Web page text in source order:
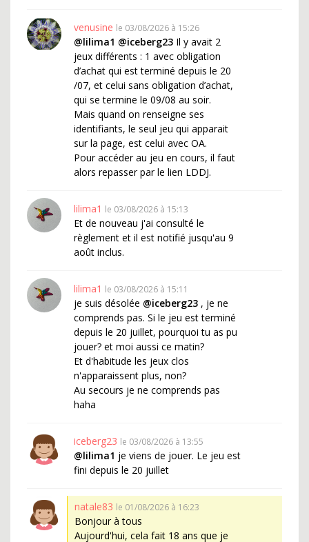
venusine le 03/08/2026 à 15:26
@lilima1 @iceberg23 Il y avait 2
jeux différents : 1 avec obligation
d’achat qui est terminé depuis le 20
/07, et celui sans obligation d’achat,
qui se termine le 09/08 au soir.
Mais quand on renseigne ses
identifiants, le seul jeu qui apparait
sur la page, est celui avec OA.
Pour accéder au jeu en cours, il faut
alors repasser par le lien LDDJ.
lilima1 le 03/08/2026 à 15:13
Et de nouveau j'ai consulté le
règlement et il est notifié jusqu'au 9
août inclus.
lilima1 le 03/08/2026 à 15:11
je suis désolée @iceberg23 , je ne
comprends pas. Si le jeu est terminé
depuis le 20 juillet, pourquoi tu as pu
jouer? et moi aussi ce matin?
Et d'habitude les jeux clos
n'apparaissent plus, non?
Au secours je ne comprends pas
haha
iceberg23 le 03/08/2026 à 13:55
@lilima1 je viens de jouer. Le jeu est
fini depuis le 20 juillet
natale83 le 01/08/2026 à 16:23
Bonjour à tous
Aujourd'hui, cela fait 18 ans que je